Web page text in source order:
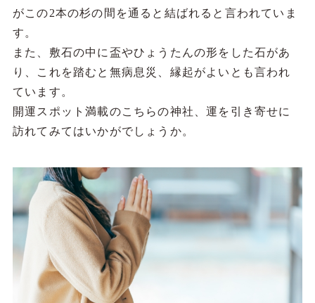
がこの2本の杉の間を通ると結ばれると言われていま
す。
また、敷石の中に盃やひょうたんの形をした石があ
り、これを踏むと無病息災、縁起がよいとも言われ
ています。
開運スポット満載のこちらの神社、運を引き寄せに
訪れてみてはいかがでしょうか。